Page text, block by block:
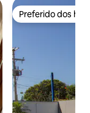
Preferido dos
Preferido dos